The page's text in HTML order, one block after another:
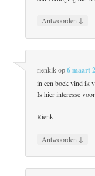
Antwoorden ↓
rienklkop6 maart
in een boek vind ik
Is hier interesse
Rienk
Antwoorden ↓